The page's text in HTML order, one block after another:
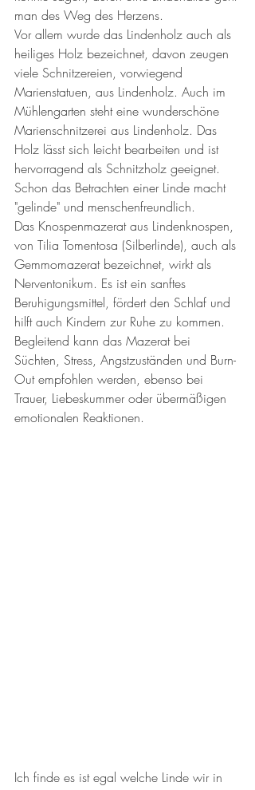
man des Weg des Herzens.
Vor allem wurde das Lindenholz auch als
heiliges Holz bezeichnet, davon zeugen
viele Schnitzereien, vorwiegend
Marienstatuen, aus Lindenholz. Auch im
Mühlengarten steht eine wunderschöne
Marienschnitzerei aus Lindenholz. Das
Holz lässt sich leicht bearbeiten und ist
hervorragend als Schnitzholz geeignet.
Schon das Betrachten einer Linde macht
"gelinde" und menschenfreundlich.
Das Knospenmazerat aus Lindenknospen,
von Tilia Tomentosa (Silberlinde), auch als
Gemmomazerat bezeichnet, wirkt als
Nerventonikum. Es ist ein sanftes
Beruhigungsmittel, fördert den Schlaf und
hilft auch Kindern zur Ruhe zu kommen.
Begleitend kann das Mazerat bei
Süchten, Stress, Angstzuständen und Burn-
Out empfohlen werden, ebenso bei
Trauer, Liebeskummer oder übermäßigen
emotionalen Reaktionen.
Ich finde es ist egal welche Linde wir in